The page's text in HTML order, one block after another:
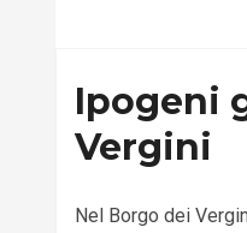
Ipogeni
Vergini
Nel Borgo dei